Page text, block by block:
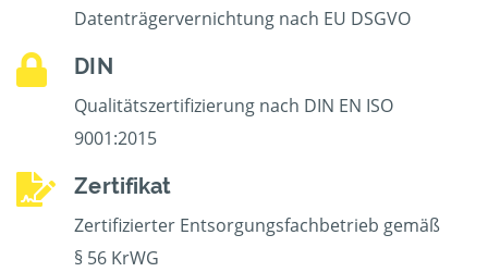
Datenträgervernichtung nach EU DSGVO
DIN
Qualitätszertifizierung nach DIN EN ISO
9001:2015
Zertifikat
Zertifizierter Entsorgungsfachbetrieb gemäß
§ 56 KrWG